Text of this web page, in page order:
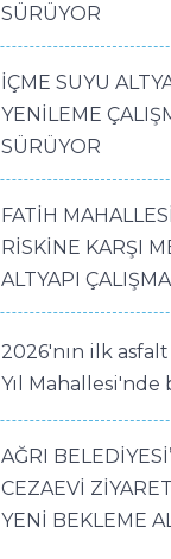
SÜRÜYOR
İÇME SUYU
YENİLEME
SÜRÜYOR
FATİH
RİSKİNE KARŞI
ALTYAPI
2026'nın ilk asfalt
Yıl Mahallesi'nde
AĞRI
CEZAEVİ
YENİ BEKLEME